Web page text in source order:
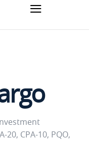
20, CPA-10, PQO,